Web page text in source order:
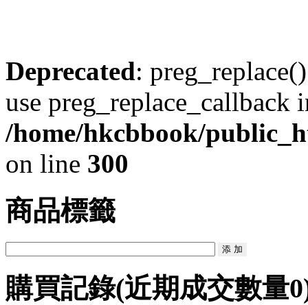
Deprecated:
use preg_replace_callback
/home/hkcbbook/
on line 300
商品標籤
購買記錄(近期成交數量0